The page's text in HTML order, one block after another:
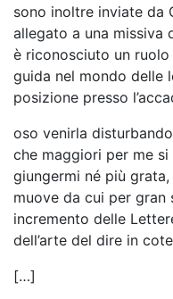
sono inoltre inviate da
allegato a una missiva
è riconosciuto un
guida nel mondo delle
posizione presso
oso venirla
che maggiori per me
giungermi né più
muove da cui per gran
incremento delle
dell’arte del dire in
[…]